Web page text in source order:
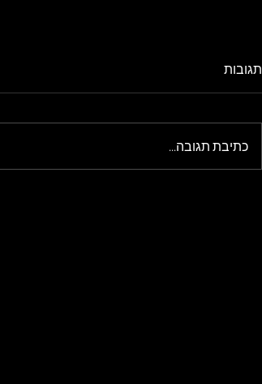
הבייקפקינג הארוך לאילת
תגובות
כתיבת תגובה...